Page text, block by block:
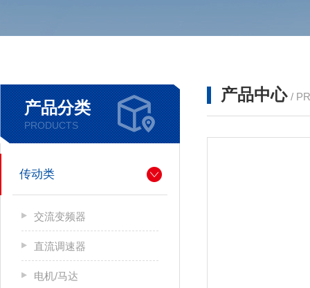
产品分类
PRODUCTS
传动类
交流变频器
直流调速器
电机/马达
产品中心 /